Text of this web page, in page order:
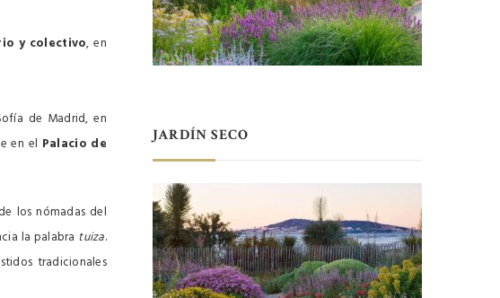
y colectivo, en
de Madrid, en
en el Palacio de
los nómadas del
la palabra tuiza.
tradicionales
JARDÍN SECO